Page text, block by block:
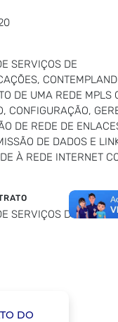
SERVIÇOS DE
DE UMA REDE MPLS
CONFIGURAÇÃO,
DE REDE DE
DE DADOS E
À REDE INTERNET
SERVIÇOS DE
DO